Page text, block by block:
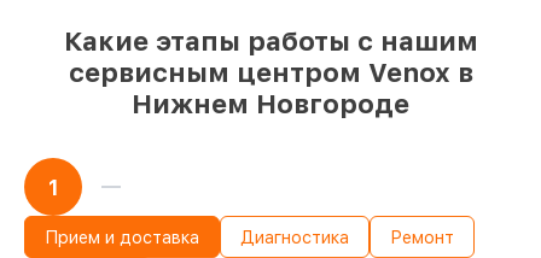
Какие этапы работы с нашим
сервисным центром Venox в
Нижнем Новгороде
1
Прием и доставка Диагностика Ремонт